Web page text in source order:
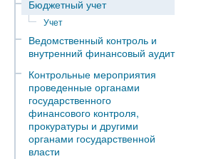
Бюджетный учет
Учет
Ведомственный контроль и
внутренний финансовый аудит
Контрольные мероприятия
проведенные органами
государственного
финансового контроля,
прокуратуры и другими
органами государственной
власти